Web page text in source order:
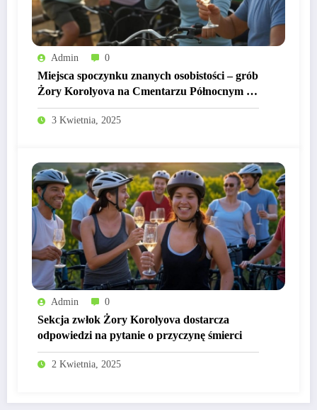
Admin 0
Miejsca spoczynku znanych osobistości – grób
Żory Korolyova na Cmentarzu Północnym w
Warszawie
3 Kwietnia, 2025
Admin 0
Sekcja zwłok Żory Korolyova dostarcza
odpowiedzi na pytanie o przyczynę śmierci
2 Kwietnia, 2025